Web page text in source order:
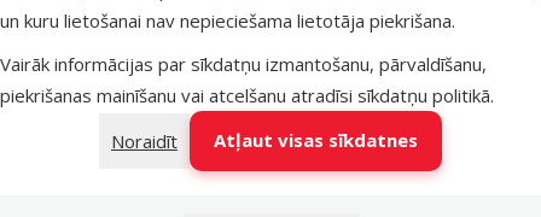
un kuru lietošanai nav nepieciešama lietotāja piekrišana.
Vairāk informācijas par sīkdatņu izmantošanu, pārvaldīšanu,
piekrišanas mainīšanu vai atcelšanu atradīsi sīkdatņu politikā.
Noraidīt
Atļaut visas sīkdatnes
piegāde